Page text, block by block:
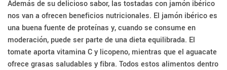
Además de su delicioso sabor, las tostadas con jamón ibérico
nos van a ofrecen beneficios nutricionales. El jamón ibérico es
una buena fuente de proteínas y, cuando se consume en
moderación, puede ser parte de una dieta equilibrada. El
tomate aporta vitamina C y licopeno, mientras que el aguacate
ofrece grasas saludables y fibra. Todos estos alimentos dentro